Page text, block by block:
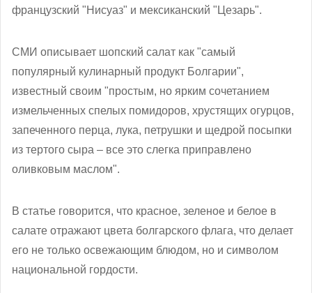
французский "Нисуаз" и мексиканский "Цезарь".
СМИ описывает шопский салат как "самый
популярный кулинарный продукт Болгарии",
известный своим "простым, но ярким сочетанием
измельченных спелых помидоров, хрустящих огурцов,
запеченного перца, лука, петрушки и щедрой посыпки
из тертого сыра – все это слегка приправлено
оливковым маслом".
В статье говорится, что красное, зеленое и белое в
салате отражают цвета болгарского флага, что делает
его не только освежающим блюдом, но и символом
национальной гордости.